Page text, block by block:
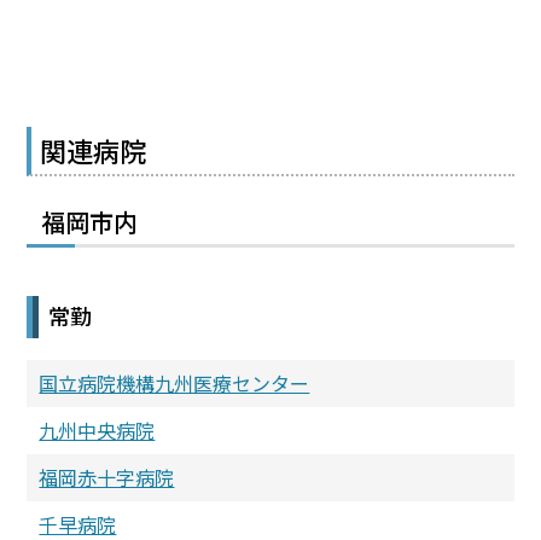
関連病院
福岡市内
常勤
国立病院機構九州医療センター
九州中央病院
福岡赤十字病院
千早病院